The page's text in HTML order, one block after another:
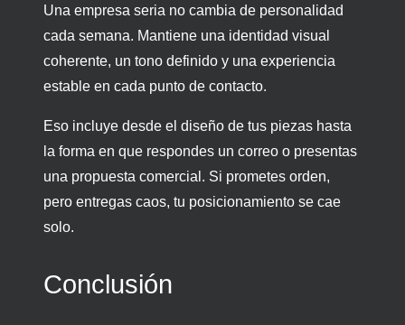
Una empresa seria no cambia de personalidad
cada semana. Mantiene una identidad visual
coherente, un tono definido y una experiencia
estable en cada punto de contacto.
Eso incluye desde el diseño de tus piezas hasta
la forma en que respondes un correo o presentas
una propuesta comercial. Si prometes orden,
pero entregas caos, tu posicionamiento se cae
solo.
Conclusión